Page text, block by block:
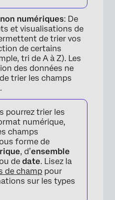
numériques: De
et visualisations de
de trier vos
de certains
tri de A à Z). Les
des données ne
trier les champs
pourrez trier les
numérique,
champs
forme de
, d’ensemble
de date. Lisez la
de champ pour
sur les types